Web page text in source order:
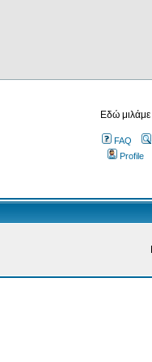
Εδώ
FAQ
Profile